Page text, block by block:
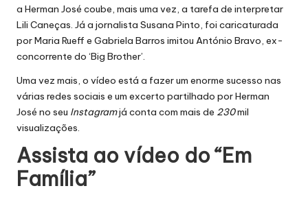
a Herman José coube, mais uma vez, a tarefa de interpretar
Lili Caneças. Já a jornalista Susana Pinto, foi caricaturada
por Maria Rueff e Gabriela Barros imitou António Bravo, ex-
concorrente do ‘Big Brother’.
Uma vez mais, o vídeo está a fazer um enorme sucesso nas
várias redes sociais e um excerto partilhado por Herman
José no seu Instagramjá conta com mais de 230mil
visualizações.
Assista ao vídeo do “Em
Família”